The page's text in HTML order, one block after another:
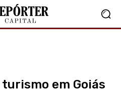
em Goiás